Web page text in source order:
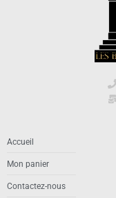
Accueil
Mon panier
Contactez-nous